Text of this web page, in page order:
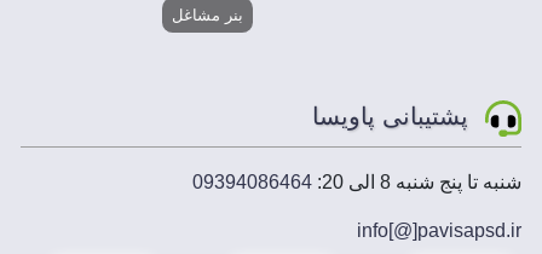
بنر مشاغل
پشتیبانی پاویسا
شنبه تا پنج شنبه 8 الی 20: 09394086464
info[@]pavisapsd.ir